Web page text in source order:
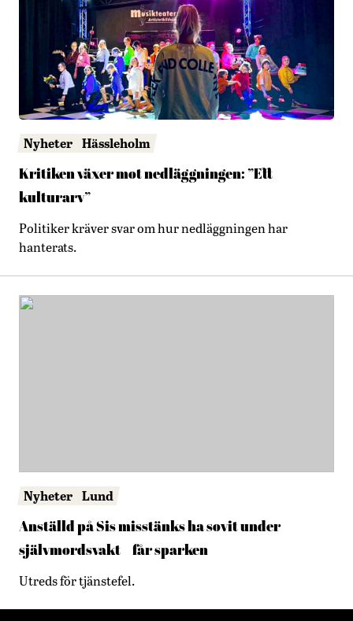
Nyheter Hässleholm
Kritiken växer mot nedläggningen: ”Ett
kulturarv”
Politiker kräver svar om hur nedläggningen har
hanterats.
Nyheter Lund
Anställd på Sis misstänks ha sovit under
självmordsvakt – får sparken
Utreds för tjänstefel.